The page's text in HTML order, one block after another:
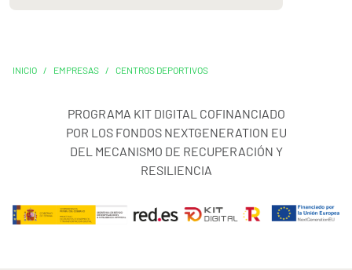
INICIO / EMPRESAS / CENTROS DEPORTIVOS
PROGRAMA KIT DIGITAL COFINANCIADO
POR LOS FONDOS NEXTGENERATION EU
DEL MECANISMO DE RECUPERACIÓN Y
RESILIENCIA